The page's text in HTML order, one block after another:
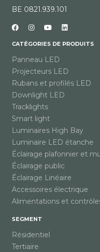
BE 0821.939.101
CATÉGORIES DE PRODUITS
Panneau LED
Projecteurs LED
Rubans et profilés LED
Downlight LED
Tracklights
Smart light
Luminaires High Bay
Luminaire LED étanche
Éclairage plafonnier et
Éclairage public
Éclairage Linéaire
Accessoires électrique
Alimentations et
SEGMENT
Résidentiel
Tertiaire